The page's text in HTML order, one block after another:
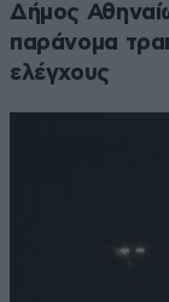
Δήμος
παράνομα
ελέγχους